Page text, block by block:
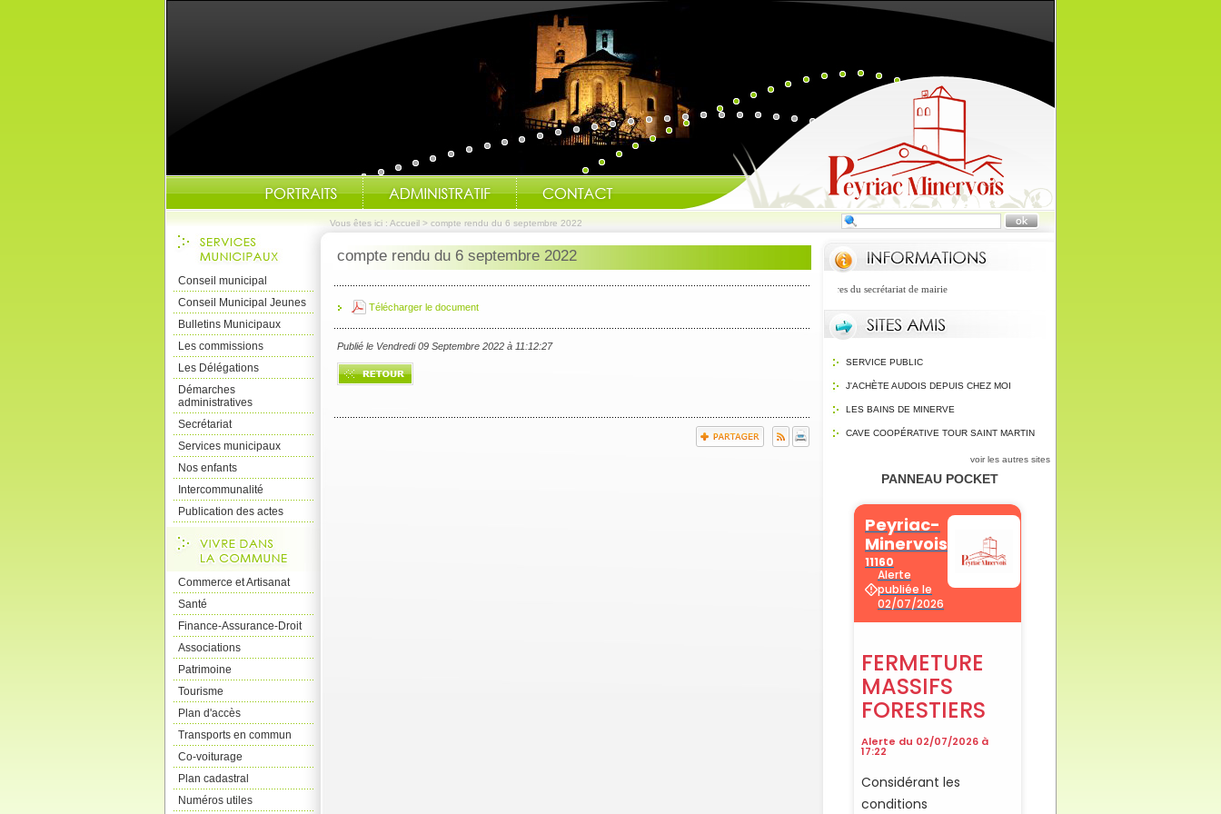
Vous êtes ici : Accueil > compte rendu du 6 septembre 2022
Conseil municipal
Conseil Municipal Jeunes
Bulletins Municipaux
Les commissions
Les Délégations
Démarches
administratives
Secrétariat
Services municipaux
Nos enfants
Intercommunalité
Publication des actes
Commerce et Artisanat
Santé
Finance-Assurance-Droit
Associations
Patrimoine
Tourisme
Plan d'accès
Transports en commun
Co-voiturage
Plan cadastral
Numéros utiles
compte rendu du 6 septembre 2022
Télécharger le document
Publié le Vendredi 09 Septembre 2022 à 11:12:27
Modification des horaires du secrétariat de mairie
SERVICE PUBLIC
J'ACHÈTE AUDOIS DEPUIS CHEZ MOI
LES BAINS DE MINERVE
CAVE COOPÉRATIVE TOUR SAINT MARTIN
voir les autres sites
PANNEAU POCKET